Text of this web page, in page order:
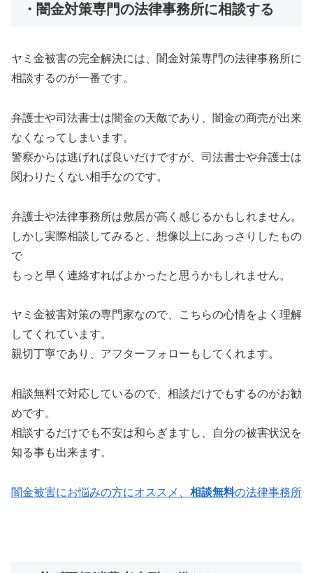
・闇金対策専門の法律事務所に相談する
ヤミ金被害の完全解決には、闇金対策専門の法律事務所に
相談するのが一番です。
弁護士や司法書士は闇金の天敵であり、闇金の商売が出来
なくなってしまいます。
警察からは逃げれば良いだけですが、司法書士や弁護士は
関わりたくない相手なのです。
弁護士や法律事務所は敷居が高く感じるかもしれません。
しかし実際相談してみると、想像以上にあっさりしたもの
で
もっと早く連絡すればよかったと思うかもしれません。
ヤミ金被害対策の専門家なので、こちらの心情をよく理解
してくれています。
親切丁寧であり、アフターフォローもしてくれます。
相談無料で対応しているので、相談だけでもするのがお勧
めです。
相談するだけでも不安は和らぎますし、自分の被害状況を
知る事も出来ます。
闇金被害にお悩みの方にオススメ、 相談無料の法律事務所